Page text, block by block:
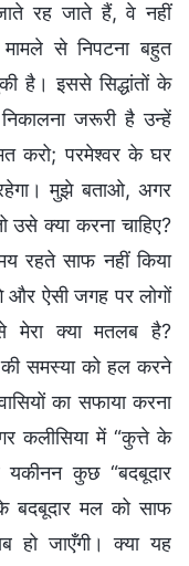
रह जाते हैं, वे नहीं
से निपटना बहुत
है। इससे सिद्धांतों के
जरूरी है उन्हें
मत करो; परमेश्वर के घर
मुझे बताओ, अगर
उसे क्या करना चाहिए?
रहते साफ नहीं किया
और ऐसी जगह पर लोगों
मेरा क्या मतलब है?
की समस्या को हल करने
का सफाया करना
कलीसिया में “कुत्ते के
कुछ “बदबूदार
बदबूदार मल को साफ
जाएँगी। क्या यह